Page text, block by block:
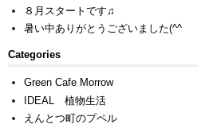
８月スタートです♫
暑い中ありがとうございました(^^ゞ
Categories
Green Cafe Morrow
IDEAL 植物生活
えんとつ町のプペル